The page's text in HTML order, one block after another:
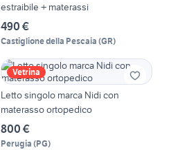
estraibile + materassi
490 €
Castiglione della Pescaia (GR)
Vetrina
Letto singolo marca Nidi con
materasso ortopedico
800 €
Perugia (PG)